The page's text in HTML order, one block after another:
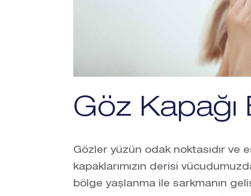
Göz Kapağı
Gözler yüzün odak noktasıdır ve
kapaklarımızın derisi
bölge yaşlanma ile sarkmanın